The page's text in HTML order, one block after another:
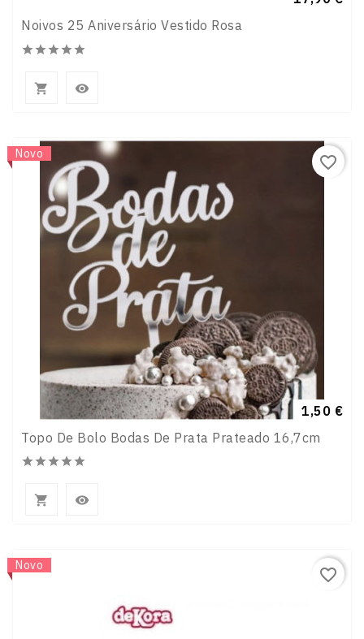
Noivos 25 Aniversário Vestido Rosa

 
Preço
1,50 €
Novo
Topo De Bolo Bodas De Prata Prateado 16,7cm

 
favorite_border
Novo favorite_border